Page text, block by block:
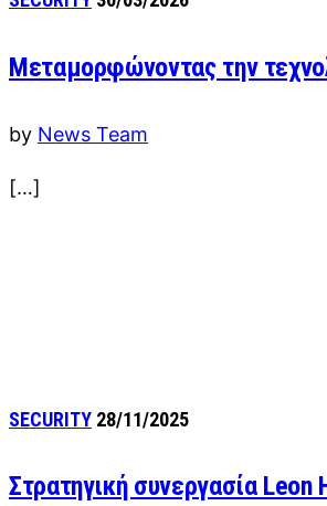
Μεταμορφώνοντας την
by News Team
[…]
SECURITY 28/11/2025
Στρατηγική συνεργασία